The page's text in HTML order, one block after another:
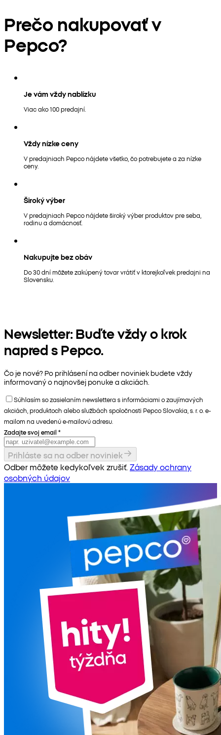
Prečo nakupovať v
Pepco?
Je vám vždy nablízku
Viac ako 100 predajní.
Vždy nízke ceny
V predajniach Pepco nájdete všetko, čo potrebujete a za nízke
ceny.
Široký výber
V predajniach Pepco nájdete široký výber produktov pre seba,
rodinu a domácnosť.
Nakupujte bez obáv
Do 30 dní môžete zakúpený tovar vrátiť v ktorejkoľvek predajni na
Slovensku.
Newsletter: Buďte vždy o krok
napred s Pepco.
Čo je nové? Po prihlásení na odber noviniek budete vždy
informovaný o najnovšej ponuke a akciách.
Súhlasím so zasielaním newslettera s informáciami o zaujímavých
akciách, produktoch alebo službách spoločnosti Pepco Slovakia, s. r. o. e-
mailom na uvedenú e-mailovú adresu.
Zadajte svoj email *
Prihláste sa na odber noviniek
Odber môžete kedykoľvek zrušiť. Zásady ochrany
osobných údajov